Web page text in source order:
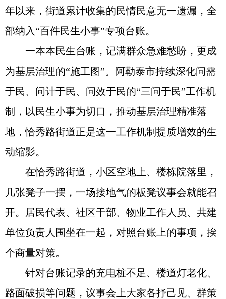
年以来，街道累计收集的民情民意无一遗漏，全
部纳入“百件民生小事”专项台账。
一本本民生台账，记满群众急难愁盼，更成
为基层治理的“施工图”。阿勒泰市持续深化问需
于民、问计于民、问效于民的“三问于民”工作机
制，以民生小事为切口，推动基层治理精准落
地，恰秀路街道正是这一工作机制提质增效的生
动缩影。
在恰秀路街道，小区空地上、楼栋院落里，
几张凳子一摆，一场接地气的板凳议事会就能召
开。居民代表、社区干部、物业工作人员、共建
单位负责人围坐在一起，对照台账上的事项，挨
个商量对策。
针对台账记录的充电桩不足、楼道灯老化、
路面破损等问题，议事会上大家各抒己见、群策